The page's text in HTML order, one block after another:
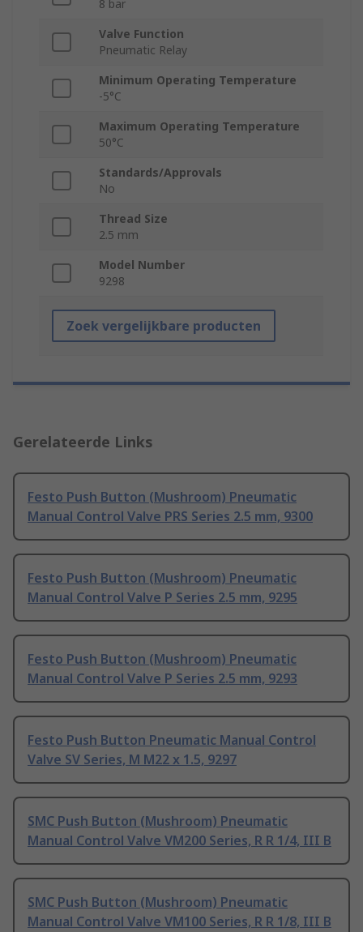
8 bar
Valve Function
Pneumatic Relay
Minimum Operating Temperature
-5°C
Maximum Operating Temperature
50°C
Standards/Approvals
No
Thread Size
2.5 mm
Model Number
9298
Zoek vergelijkbare producten
Gerelateerde Links
Festo Push Button (Mushroom) Pneumatic
Manual Control Valve PRS Series 2.5 mm, 9300
Festo Push Button (Mushroom) Pneumatic
Manual Control Valve P Series 2.5 mm, 9295
Festo Push Button (Mushroom) Pneumatic
Manual Control Valve P Series 2.5 mm, 9293
Festo Push Button Pneumatic Manual Control
Valve SV Series, M M22 x 1.5, 9297
SMC Push Button (Mushroom) Pneumatic
Manual Control Valve VM200 Series, R R 1/4, III B
SMC Push Button (Mushroom) Pneumatic
Manual Control Valve VM100 Series, R R 1/8, III B